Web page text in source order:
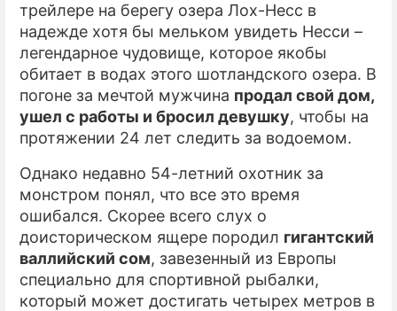
ПРЕСС-РЕЛИЗЫ
О ПРОЕКТЕ
трейлере на берегу озера Лох-Несс в
надежде хотя бы мельком увидеть Несси –
легендарное чудовище, которое якобы
обитает в водах этого шотландского озера. В
погоне за мечтой мужчина продал свой дом,
ушел с работы и бросил девушку, чтобы на
протяжении 24 лет следить за водоемом.
Однако недавно 54-летний охотник за
монстром понял, что все это время
ошибался. Скорее всего слух о
доисторическом ящере породил гигантский
валлийский сом, завезенный из Европы
специально для спортивной рыбалки,
который может достигать четырех метров в